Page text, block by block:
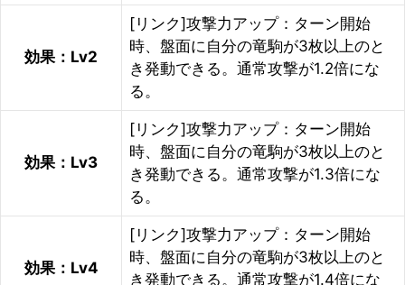
効果：Lv2
[リンク]攻撃力アップ：ターン開始
時、盤面に自分の竜駒が3枚以上のと
き発動できる。通常攻撃が1.2倍にな
る。
効果：Lv3
[リンク]攻撃力アップ：ターン開始
時、盤面に自分の竜駒が3枚以上のと
き発動できる。通常攻撃が1.3倍にな
る。
効果：Lv4
[リンク]攻撃力アップ：ターン開始
時、盤面に自分の竜駒が3枚以上のと
き発動できる。通常攻撃が1.4倍にな